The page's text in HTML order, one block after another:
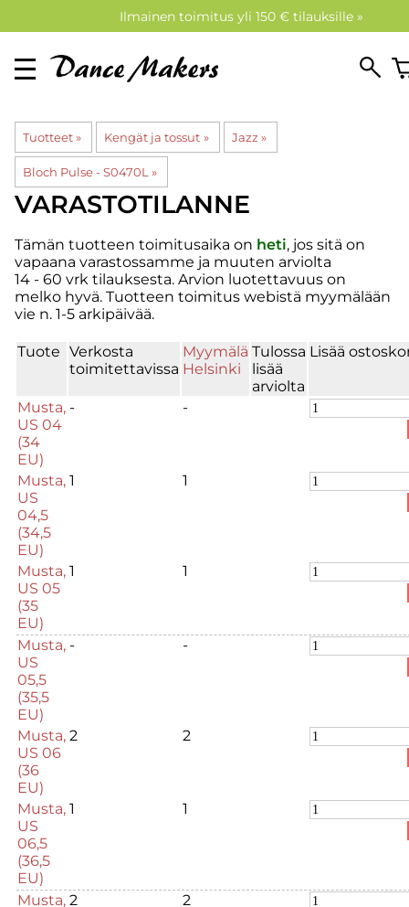
Ilmainen toimitus yli 150 € tilauksille »
Tuotteet‪» Kengät ja tossut ‪» Jazz ‪»
Bloch Pulse - S0470L ‪»
VARASTOTILANNE
Tämän tuotteen toimitusaika on heti, jos sitä on
vapaana varastossamme ja muuten arviolta
14 - 60 vrk tilauksesta. Arvion luotettavuus on
melko hyvä. Tuotteen toimitus webistä myymälään
vie n. 1-5 arkipäivää.
Tuote Verkosta
toimitettavissa
Myymälä
Helsinki
Tulossa
lisää
arviolta
Lisää
Musta,
US 04
(34
EU)
- -
Musta,
US
04,5
(34,5
EU)
1 1
Musta,
US 05
(35
EU)
1 1
Musta,
US
05,5
(35,5
EU)
- -
Musta,
US 06
(36
EU)
2 2
Musta,
US
06,5
(36,5
EU)
1 1
Musta, 2 2